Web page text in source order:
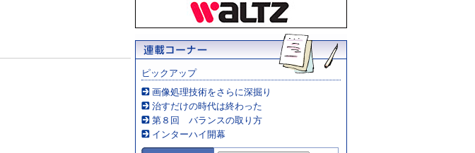
ピックアップ
画像処理技術をさらに深掘り
治すだけの時代は終わった
第８回 バランスの取り方
インターハイ開幕